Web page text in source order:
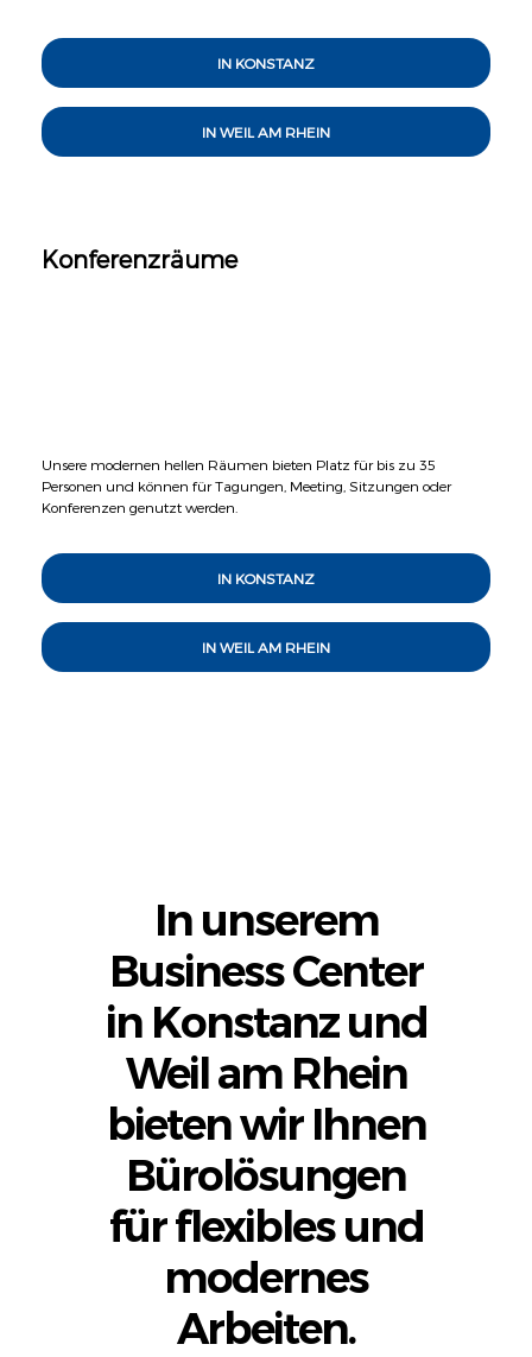
IN KONSTANZ
IN WEIL AM RHEIN
Konferenzräume
Unsere modernen hellen Räumen bieten Platz für bis zu 35
Personen und können für Tagungen, Meeting, Sitzungen oder
Konferenzen genutzt werden.
IN KONSTANZ
IN WEIL AM RHEIN
In unserem
Business Center
in Konstanz und
Weil am Rhein
bieten wir Ihnen
Bürolösungen
für flexibles und
modernes
Arbeiten.